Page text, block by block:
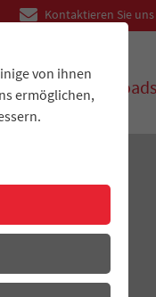
von ihnen
ermöglichen,
Kontaktieren Sie uns
Downloads